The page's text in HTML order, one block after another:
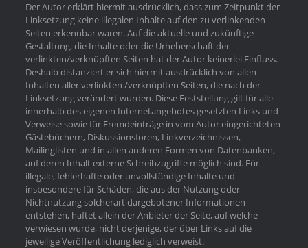
Der Autor erklärt hiermit ausdrücklich, dass zum Zeitpunkt der
Linksetzung keine illegalen Inhalte auf den zu verlinkenden
Seiten erkennbar waren. Auf die aktuelle und zukünftige
Gestaltung, die Inhalte oder die Urheberschaft der
verlinkten/verknüpften Seiten hat der Autor keinerlei Einfluss.
Deshalb distanziert er sich hiermit ausdrücklich von allen
Inhalten aller verlinkten /verknüpften Seiten, die nach der
Linksetzung verändert wurden. Diese Feststellung gilt für alle
innerhalb des eigenen Internetangebotes gesetzten Links und
Verweise sowie für Fremdeinträge in vom Autor eingerichteten
Gästebüchern, Diskussionsforen, Linkverzeichnissen,
Mailinglisten und in allen anderen Formen von Datenbanken,
auf deren Inhalt externe Schreibzugriffe möglich sind. Für
illegale, fehlerhafte oder unvollständige Inhalte und
insbesondere für Schäden, die aus der Nutzung oder
Nichtnutzung solcherart dargebotener Informationen
entstehen, haftet allein der Anbieter der Seite, auf welche
verwiesen wurde, nicht derjenige, der über Links auf die
jeweilige Veröffentlichung lediglich verweist.